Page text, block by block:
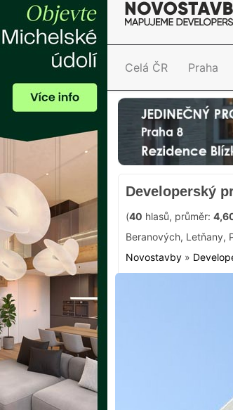
Celá ČR Praha
Developerský
(40 hlasů, průměr:
Beranových, Letňany,
Novostavby »